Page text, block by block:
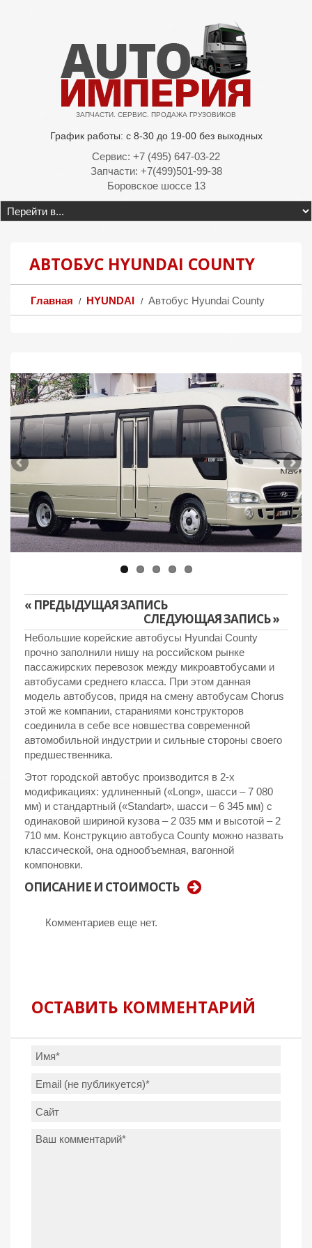
ЗАПЧАСТИ. СЕРВИС. ПРОДАЖА ГРУЗОВИКОВ
График работы: с 8-30 до 19-00 без выходных
Сервис: +7 (495) 647-03-22
Запчасти: +7(499)501-99-38
Боровское шоссе 13
АВТОБУС HYUNDAI COUNTY
Главная HYUNDAI Автобус Hyundai County
Next
« ПРЕДЫДУЩАЯ ЗАПИСЬ
СЛЕДУЮЩАЯ ЗАПИСЬ »
Небольшие корейские автобусы Hyundai County
прочно заполнили нишу на российском рынке
пассажирских перевозок между микроавтобусами и
автобусами среднего класса. При этом данная
модель автобусов, придя на смену автобусам Chorus
этой же компании, стараниями конструкторов
соединила в себе все новшества современной
автомобильной индустрии и сильные стороны своего
предшественника.
Этот городской автобус производится в 2-х
модификациях: удлиненный («Long», шасси – 7 080
мм) и стандартный («Standart», шасси – 6 345 мм) с
одинаковой шириной кузова – 2 035 мм и высотой – 2
710 мм. Конструкцию автобуса County можно назвать
классической, она однообъемная, вагонной
компоновки.
ОПИСАНИЕ И СТОИМОСТЬ
Комментариев еще нет.
ОСТАВИТЬ КОММЕНТАРИЙ